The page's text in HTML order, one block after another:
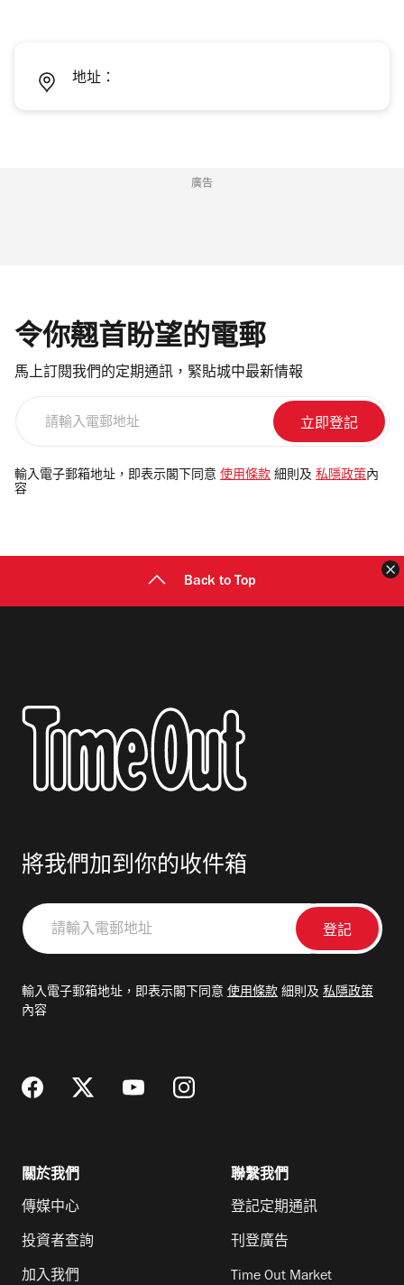
地址：
廣告
令你翹首盼望的電郵
馬上訂閱我們的定期通訊，緊貼城中最新情報
電
郵
輸入電子郵箱地址，即表示閣下同意 使用條款 細則及 私隱政策 內
容
Back to Top
將我們加到你的收件箱
請
輸
郵
輸入電子郵箱地址，即表示閣下同意 使用條款 細則及 私隱政策
內容
關於我們
傳媒中心
投資者查詢
加入我們
聯繫我們
登記定期通訊
刊登廣告
Time Out Market